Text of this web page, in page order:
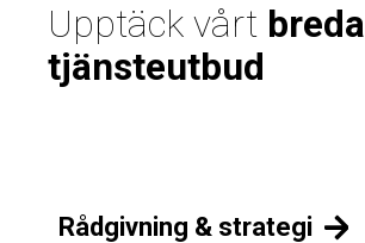
Upptäck vårt breda
tjänsteutbud
Rådgivning & strategi